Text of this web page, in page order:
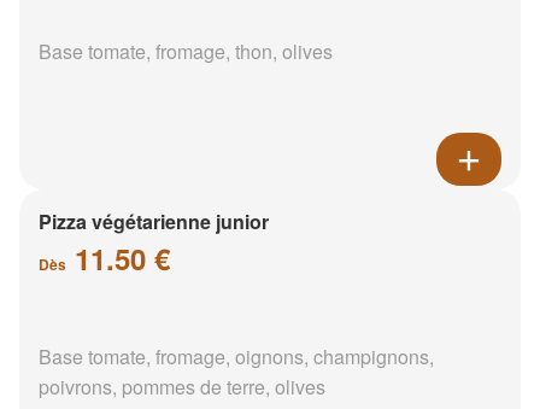
Base tomate, fromage, thon, olives
Pizza végétarienne junior
Dès 11.50 €
Base tomate, fromage, oignons, champignons,
poivrons, pommes de terre, olives